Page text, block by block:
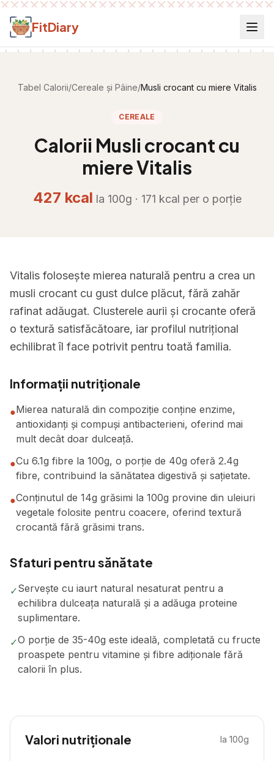
Salt la conținut
FitDiary
Tabel Calorii/Cereale și Pâine/Musli crocant cu miere Vitalis
CEREALE
Calorii Musli crocant cu
miere Vitalis
427 kcal la 100g · 171 kcal per o porție
Vitalis folosește mierea naturală pentru a crea un
musli crocant cu gust dulce plăcut, fără zahăr
rafinat adăugat. Clusterele aurii și crocante oferă
o textură satisfăcătoare, iar profilul nutrițional
echilibrat îl face potrivit pentru toată familia.
Informații nutriționale
●Mierea naturală din compoziție conține enzime,
antioxidanți și compuși antibacterieni, oferind mai
mult decât doar dulceață.
●Cu 6.1g fibre la 100g, o porție de 40g oferă 2.4g
fibre, contribuind la sănătatea digestivă și sațietate.
●Conținutul de 14g grăsimi la 100g provine din uleiuri
vegetale folosite pentru coacere, oferind textură
crocantă fără grăsimi trans.
Sfaturi pentru sănătate
✓Servește cu iaurt natural nesaturat pentru a
echilibra dulceața naturală și a adăuga proteine
suplimentare.
✓O porție de 35-40g este ideală, completată cu fructe
proaspete pentru vitamine și fibre adiționale fără
calorii în plus.
Valori nutriționale la 100g